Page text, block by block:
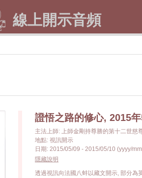
線上開示音頻
證悟之路的修心, 2015
主法上師: 上師金剛持尊勝的第十二世慈
地點: 視訊開示
日期: 2015/05/09 - 2015/05/10 (yyyy/
隱藏說明
透過視訊向法國八蚌以藏文開示, 部分為